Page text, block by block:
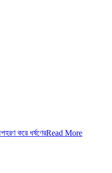
করে ধর্ষণেরRead More